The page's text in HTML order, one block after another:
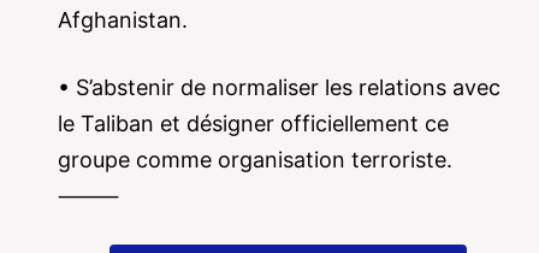
Afghanistan.
• S’abstenir de normaliser les relations avec
le Taliban et désigner officiellement ce
groupe comme organisation terroriste.
⸻